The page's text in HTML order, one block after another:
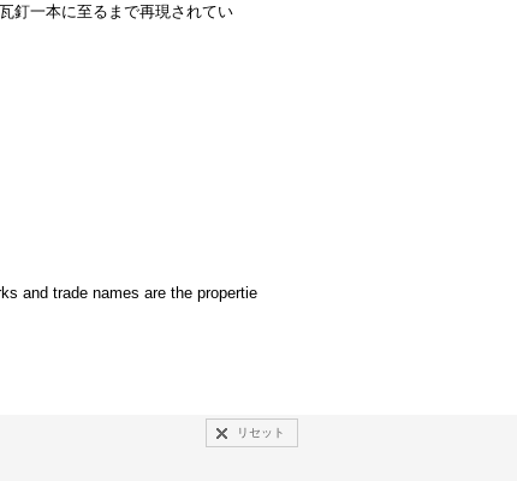
釘一本に至るまで再現されてい
and trade names are the propertie
リセット